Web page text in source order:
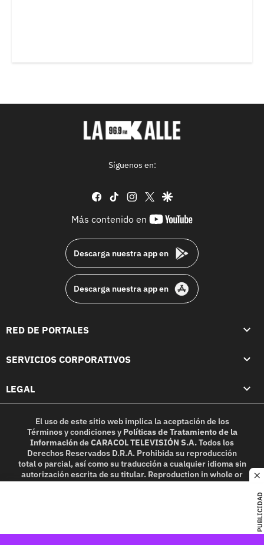
PUBLICIDAD
Síguenos en:
facebook
tiktok instagram
twittergoogle
Más contenido en
youtube-
Descarga nuestra app en
Descarga nuestra app en
RED DE PORTALES
SERVICIOS CORPORATIVOS
LEGAL
El uso de este sitio web implica la aceptación de los
Términos y condicionesy Políticas de Tratamiento de la
InformacióndeCARACOL TELEVISIÓN S.A.Todos los
Derechos Reservados D.R.A. Prohibida su reproducción
total o parcial, así como su traducción a cualquier idioma sin
autorización escrita de su titular. Reproduction in whole or
in part, or translation without written permission is